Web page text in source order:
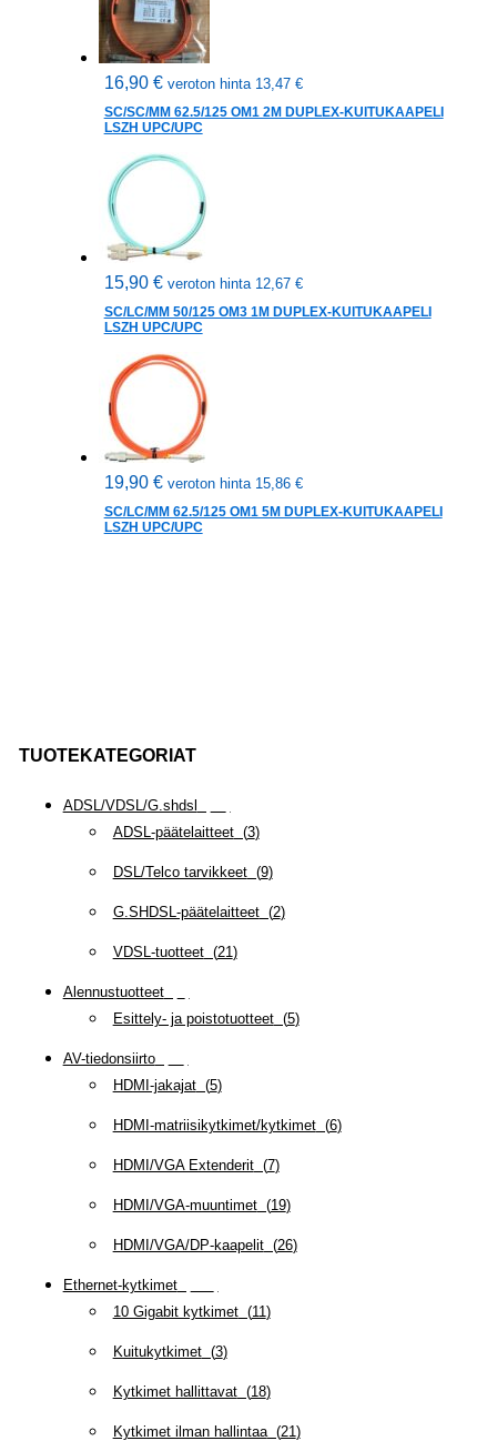
TUOTEKATEGORIAT
ADSL/VDSL/G.shdsl
ADSL-päätelaitteet(3)
DSL/Telco tarvikkeet(9)
G.SHDSL-päätelaitteet(2)
VDSL-tuotteet(21 )
Alennustuotteet(
Esittely- ja poistotuotteet(5)
AV-tiedonsiirto(
HDMI-jakajat(5)
HDMI-matriisikytkimet/kytkimet(6)
HDMI/VGA Extenderit(7)
HDMI/VGA-muuntimet(19)
HDMI/VGA/DP-kaapelit(26)
Ethernet-kytkimet(
10 Gigabit kytkimet(11 )
Kuitukytkimet(3)
Kytkimet hallittavat(18)
Kytkimet ilman hallintaa(21 )
16,90 € veroton hinta 13,47 €
SC/SC/MM 62.5/125 OM1 2M DUPLEX-KUITUKAAPELI
LSZH UPC/UPC
15,90 € veroton hinta 12,67 €
SC/LC/MM 50/125 OM3 1M DUPLEX-KUITUKAAPELI
LSZH UPC/UPC
19,90 € veroton hinta 15,86 €
SC/LC/MM 62.5/125 OM1 5M DUPLEX-KUITUKAAPELI
LSZH UPC/UPC